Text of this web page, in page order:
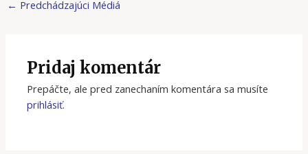
← Predchádzajúci Médiá
Pridaj komentár
Prepáčte, ale pred zanechaním komentára sa musíte
prihlásiť.